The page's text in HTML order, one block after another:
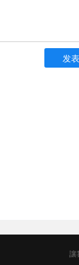
发表
讓